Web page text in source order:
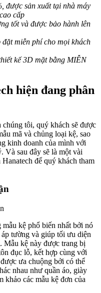
được sản xuất tại nhà máy
cấp
tốt và được bảo hành lên
miễn phí cho mọi khách
kế 3D mặt bằng MIỄN
hiện đang phân
tôi, quý khách sẽ được
mã và chủng loại kệ, sao
kinh doanh của mình với
Và sau đây sẽ là một vài
để quý khách tham
kệ phổ biến nhất bởi nó
tường và giúp tối ưu diện
Mẫu kệ này được trang bị
đục lỗ, kết hợp cùng với
ưa chuộng bởi có thể
nhau như quần áo, giày
các mẫu kệ đơn của